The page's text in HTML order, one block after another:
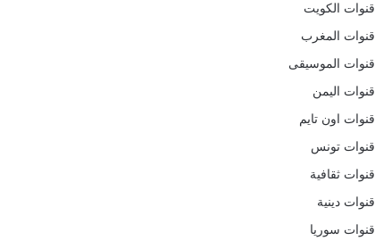
قنوات الكويت
قنوات المغرب
قنوات الموسيقى
قنوات اليمن
قنوات اون تايم
قنوات تونس
قنوات ثقافية
قنوات دينية
قنوات سوريا